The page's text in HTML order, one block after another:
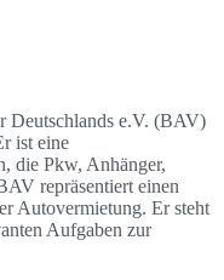
Deutschlands e.V. (BAV)
ist eine
die Pkw, Anhänger,
repräsentiert einen
Autovermietung. Er steht
Aufgaben zur